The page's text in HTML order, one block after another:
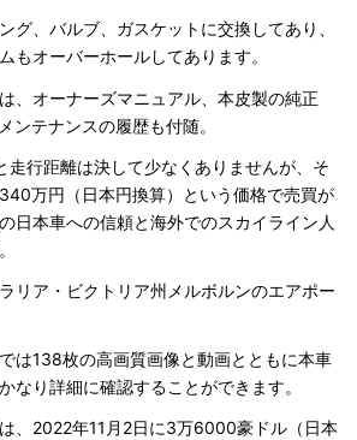
グ、バルブ、ガスケットに交換してあり、
もオーバーホールしてあります。
、オーナーズマニュアル、本皮製の純正
ンテナンスの履歴も付随。
行距離は決して少なくありませんが、そ
万円（日本円換算）という価格で売買が
日本車への信頼と海外でのスカイライン人
リア・ビクトリア州メルボルンのエアポー
は138枚の高画質画像と動画とともに本車
なり詳細に確認することができます。
、2022年11月2日に3万6000豪ドル（日本